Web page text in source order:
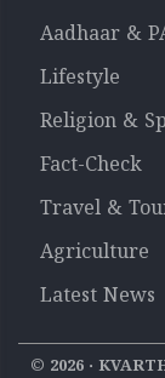
Aadhaar &
Lifestyle
Religion &
Fact-Check
Travel &
Agriculture
Latest News
© 2026‧